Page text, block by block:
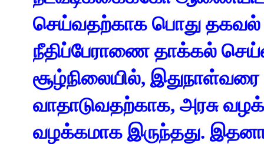
செய்வதற்காக பொது தகவல்
நீதிப்பேராணை தாக்கல்
சூழ்நிலையில்,
வாதாடுவதற்காக, அரசு
வழக்கமாக இருந்தது.